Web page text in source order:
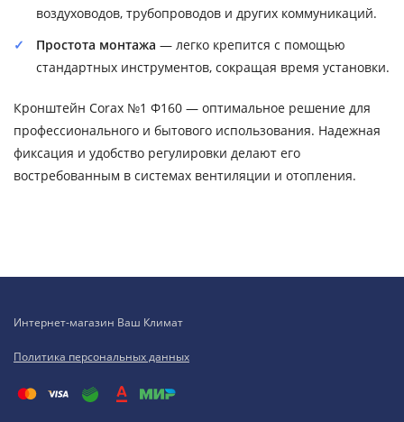
воздуховодов, трубопроводов и других коммуникаций.
Простота монтажа — легко крепится с помощью
стандартных инструментов, сокращая время установки.
Кронштейн Corax №1 Ф160 — оптимальное решение для
профессионального и бытового использования. Надежная
фиксация и удобство регулировки делают его
востребованным в системах вентиляции и отопления.
Интернет-магазин Ваш Климат
Политика персональных данных